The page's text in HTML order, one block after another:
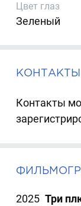
Цвет глаз
Зеленый
КОНТАКТЫ
Контакты
2025 Три